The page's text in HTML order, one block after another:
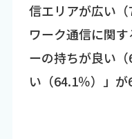
信エリアが広い
ワーク通信に関
ーの持ちが良い
い（64.1％）」が